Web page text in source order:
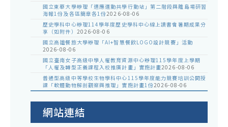
國立東華大學辦理「適應運動共學行動站」第二階段與離島場研習
海報1份及各區簡章各1份2026-08-06
歷史學科中心辦理114學年度歷史學科中心線上讀書會暑期成果分
享（如附件） 2026-08-06
國立高雄餐旅大學辦理「AI+智慧餐飲LOGO設計競賽」活動
2026-08-06
國立臺南女子高級中學人權教育資源中心辦理115學年度上學期
「人權及轉型正義課程入校推廣計畫」實施計畫2026-08-06
普通型高級中等學校生物學科中心115學年度能力競賽培訓公開授
課「軟體動物解剖觀察與推理」實施計畫1份2026-08-06
網站連結